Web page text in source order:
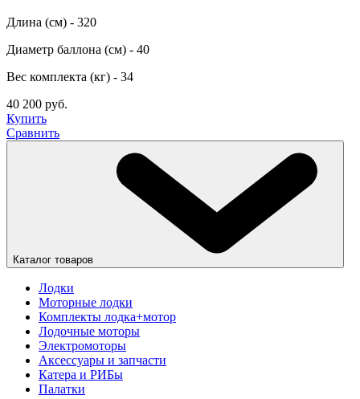
Длина (см) - 320
Диаметр баллона (см) - 40
Вес комплекта (кг) - 34
40 200 руб.
Купить
Сравнить
Каталог товаров
Лодки
Моторные лодки
Комплекты лодка+мотор
Лодочные моторы
Электромоторы
Аксессуары и запчасти
Катера и РИБы
Палатки